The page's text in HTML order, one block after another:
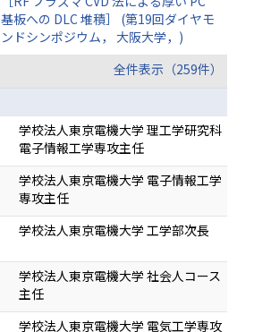
基板への DLC 堆積］ (第19回ダイヤモ
ンドシンポジウム， 大阪大学，)
全件表示（259件）
学校法人東京電機大学 理工学研究科
電子情報工学専攻主任
学校法人東京電機大学 電子情報工学
専攻主任
学校法人東京電機大学 工学部次長
学校法人東京電機大学 社会人コース
主任
学校法人東京電機大学 電気工学専攻